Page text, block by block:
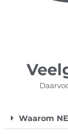
Waarom